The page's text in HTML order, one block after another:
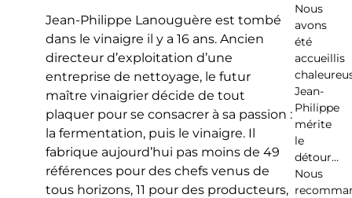
Jean-Philippe Lanouguère est tombé
dans le vinaigre il y a 16 ans. Ancien
directeur d’exploitation d’une
entreprise de nettoyage, le futur
maître vinaigrier décide de tout
plaquer pour se consacrer à sa passion :
la fermentation, puis le vinaigre. Il
fabrique aujourd’hui pas moins de 49
références pour des chefs venus de
tous horizons, 11 pour des producteurs,
Nous
avons
été
accueillis
Jean-
Philippe
mérite
le
détour…
Nous